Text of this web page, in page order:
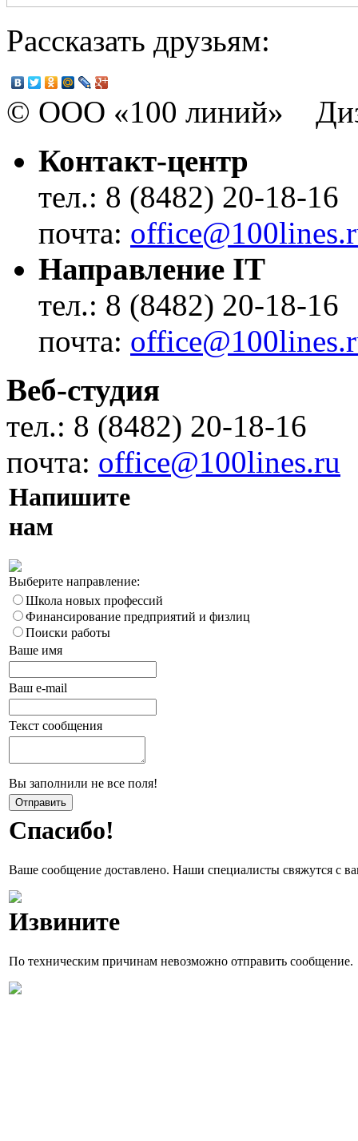
Рассказать друзьям:
© ООО «100 линий»
Контакт-центр
тел.: 8 (8482) 20-18-16
почта:
Направление IT
тел.: 8 (8482) 20-18-16
почта:
Веб-студия
тел.: 8 (8482) 20-18-16
почта: office@100lines.ru
Напишите
нам
Выберите направление:
Школа новых профессий
Финансирование предприятий и физлиц
Поиски работы
Ваше имя
Ваш e-mail
Текст сообщения
Вы заполнили не все поля!
Спасибо!
Ваше сообщение доставлено. Наши специалисты свяжутся с
Извините
По техническим причинам невозможно отправить сообщение.